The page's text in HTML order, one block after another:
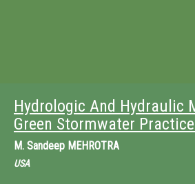
Hydrologic And Hydraulic
Green Stormwater
M. Sandeep MEHROTRA
USA